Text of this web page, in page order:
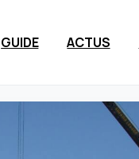
GUIDE ACTUS